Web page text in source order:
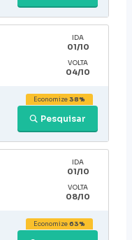
IDA
01/10
VOLTA
04/10
Pesquisar
Economize38%
IDA
01/10
VOLTA
08/10
Economize63%